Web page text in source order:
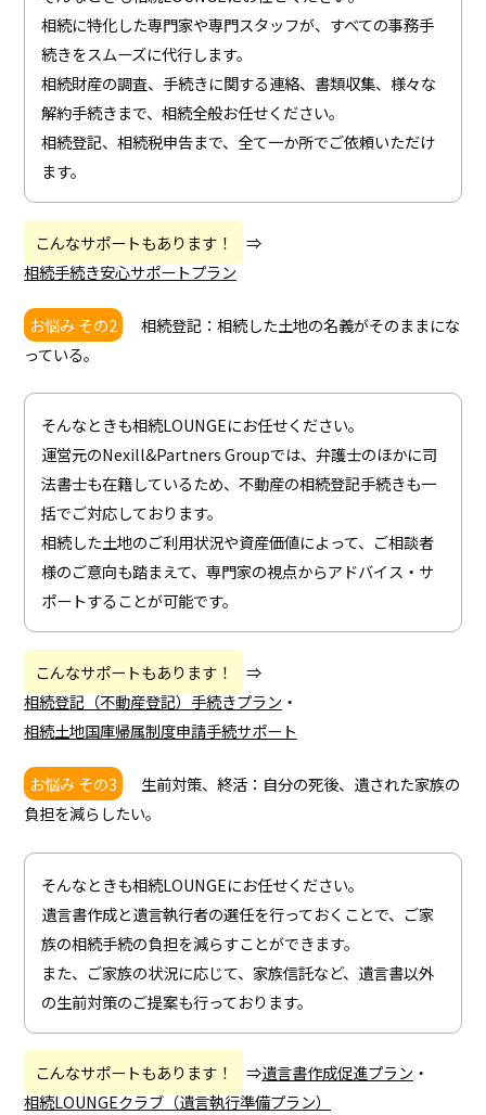
相続に特化した専門家や専門スタッフが、すべての事務手
続きをスムーズに代行します。
相続財産の調査、手続きに関する連絡、書類収集、様々な
解約手続きまで、相続全般お任せください。
相続登記、相続税申告まで、全て一か所でご依頼いただけ
ます。
こんなサポートもあります！
⇒
相続手続き安心サポートプラン
お悩み その2
相続登記：相続した土地の名義がそのままにな
っている。
そんなときも相続LOUNGEにお任せください。
運営元のNexill&Partners Groupでは、弁護士のほかに司
法書士も在籍しているため、不動産の相続登記手続きも一
括でご対応しております。
相続した土地のご利用状況や資産価値によって、ご相談者
様のご意向も踏まえて、専門家の視点からアドバイス・サ
ポートすることが可能です。
こんなサポートもあります！
⇒
相続登記（不動産登記）手続きプラン ・
相続土地国庫帰属制度申請手続サポート
お悩み その3
生前対策、終活：自分の死後、遺された家族の
負担を減らしたい。
そんなときも相続LOUNGEにお任せください。
遺言書作成と遺言執行者の選任を行っておくことで、ご家
族の相続手続の負担を減らすことができます。
また、ご家族の状況に応じて、家族信託など、遺言書以外
の生前対策のご提案も行っております。
こんなサポートもあります！ ⇒遺言書作成促進プラン ・
相続LOUNGEクラブ（遺言執行準備プラン）